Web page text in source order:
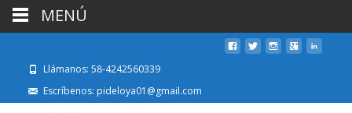
Llámanos: 58-4242560339
Escríbenos: pideloya01@gmail.com
MENÚ